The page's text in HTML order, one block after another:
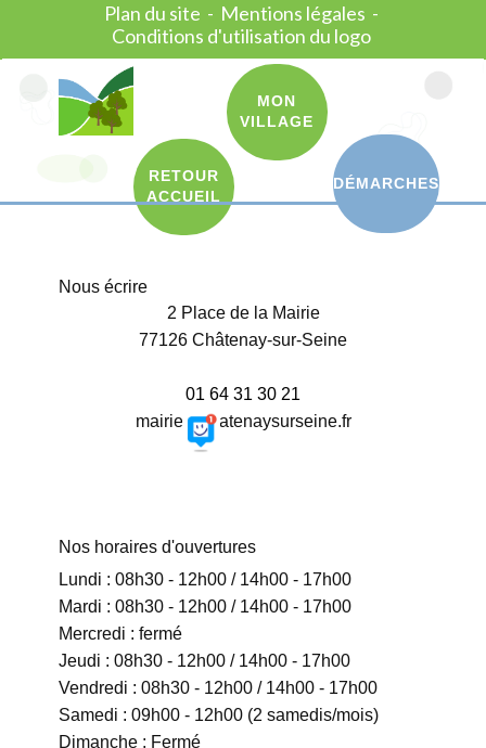
Plan du site - Mentions légales -
Conditions d'utilisation du logo
RETOUR
ACCUEIL
MON
VILLAGE
DÉMARCHES
Nous écrire
Nos horaires d'ouvertures
2 Place de la Mairie
77126 Châtenay-sur-Seine
01 64 31 30 21
mairie@chatenaysurseine.fr
Lundi : 08h30 - 12h00 / 14h00 - 17h00
Mardi : 08h30 - 12h00 / 14h00 - 17h00
Mercredi : fermé
Jeudi : 08h30 - 12h00 / 14h00 - 17h00
Vendredi : 08h30 - 12h00 / 14h00 - 17h00
Samedi : 09h00 - 12h00 (2 samedis/mois)
Dimanche : Fermé